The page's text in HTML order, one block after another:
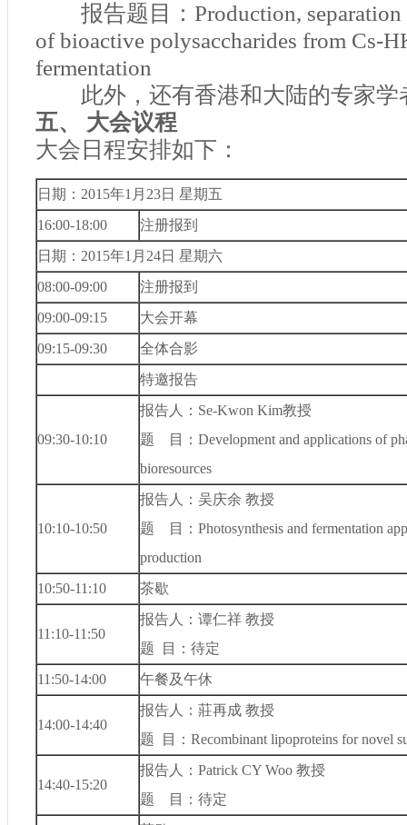
报告题目： Production,
of bioactive polysaccharides from Cs-
fermentation
此外，还有香港和大陆的专家学
五、 大会议程
大会日程安排如下：
日期： 2015年1 月 23日 星期五
16:00-18:00
注册报到
日期： 2015年1 月 24日 星期六
08:00-09:00
注册报到
09:00-09:15
大会开幕
09:15-09:30
全体合影
特邀报告
09:30-10:10
报告人： Se-Kwon Kim教授
题 目： Development and applications of
bioresources
10:10-10:50
报告人：吴庆余 教授
题 目： Photosynthesis and fermentation
production
10:50-11:10
茶歇
11:10-11:50
报告人：谭仁祥 教授
题
目：待定
11:50-14:00
午餐及午休
14:00-14:40
报告人：莊再成 教授
题
目： Recombinant lipoproteins for novel
14:40-15:20
报告人： Patrick CY Woo 教授
题 目：待定